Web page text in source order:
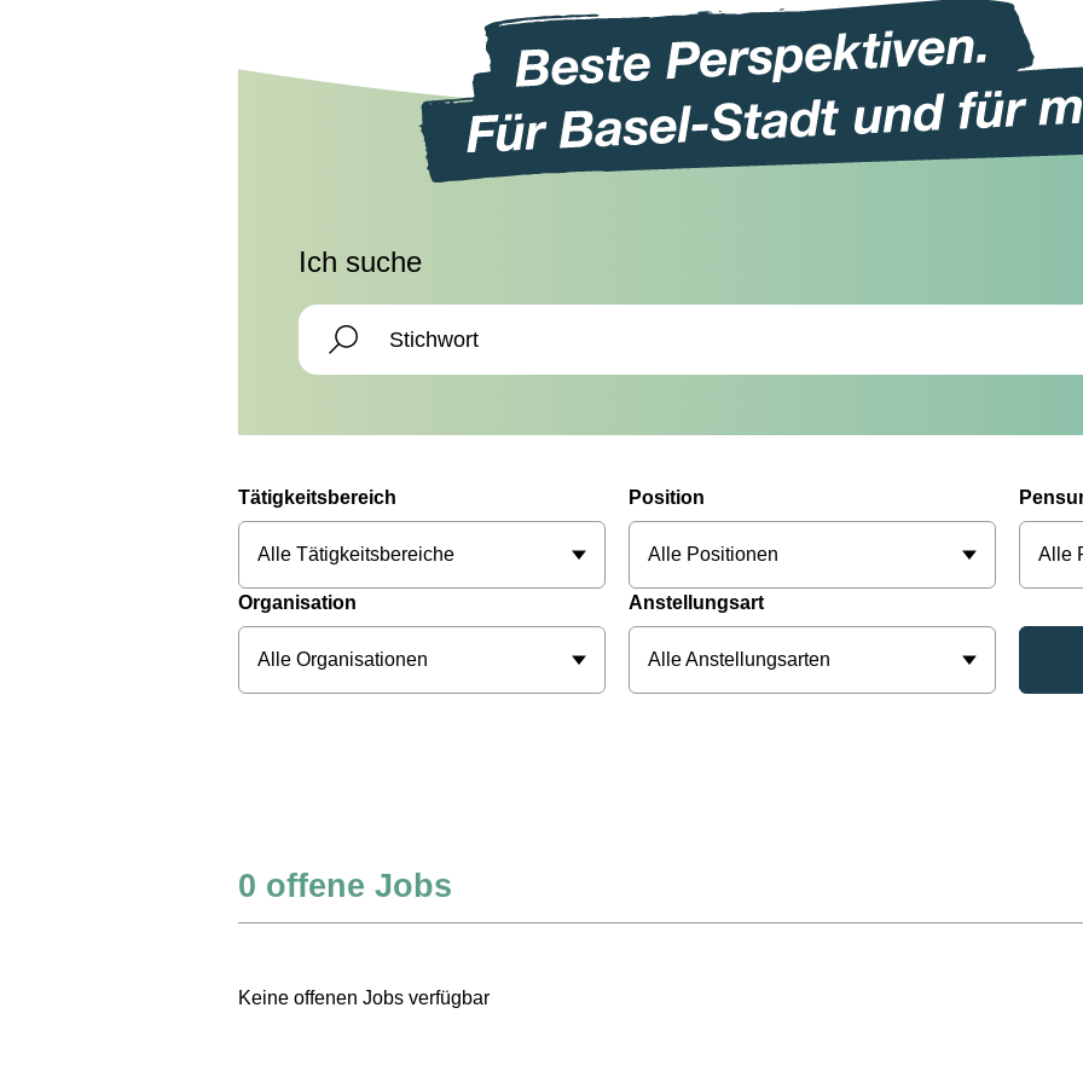
Ich suche
Tätigkeitsbereich
Alle Tätigkeitsbereiche
Position
Alle Positionen Alle
Organisation
Alle Organisationen
Anstellungsart
Alle Anstellungsarten
0 offene Jobs
Keine offenen Jobs verfügbar